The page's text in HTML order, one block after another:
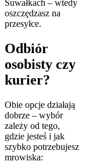
Suwałkach – wtedy
oszczędzasz na
przesyłce.
Odbiór
osobisty czy
kurier?
Obie opcje działają
dobrze – wybór
zależy od tego,
gdzie jesteś i jak
szybko potrzebujesz
mrowiska: